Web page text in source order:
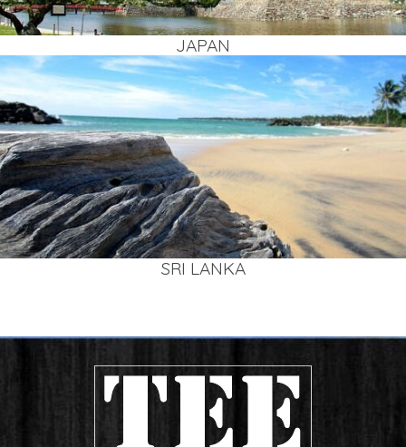
JAPAN
SRI LAN­KA